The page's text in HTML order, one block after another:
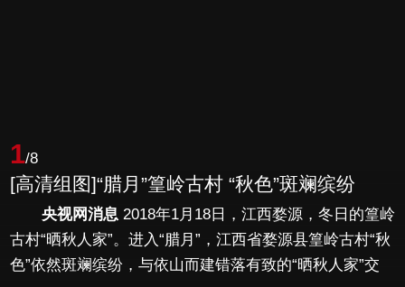
1/8
[高清组图]“腊月”篁岭古村 “秋色”斑斓缤纷
央视网消息2018年1月18日，江西婺源，冬日的篁岭
古村“晒秋人家”。进入“腊月”，江西省婺源县篁岭古村“秋
色”依然斑斓缤纷，与依山而建错落有致的“晒秋人家”交